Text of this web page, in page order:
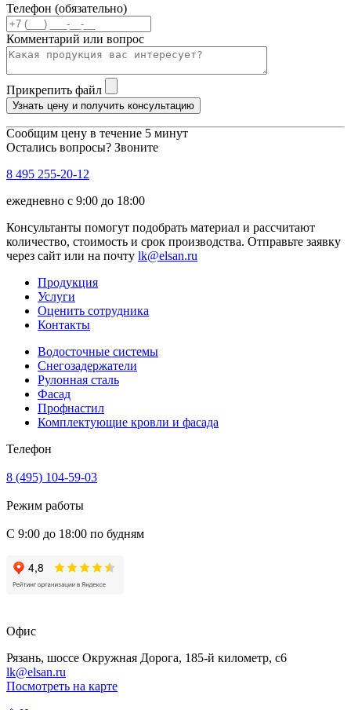
Телефон (обязательно)
Комментарий или вопрос
Прикрепить файл
Узнать цену и получить консультацию
Сообщим цену в течение 5 минут
Остались вопросы? Звоните
8 495 255-20-12
ежедневно с 9:00 до 18:00
Консультанты помогут подобрать материал и рассчитают
количество, стоимость и срок производства. Отправьте заявку
через сайт или на почту lk@elsan.ru
Продукция
Услуги
Оценить сотрудника
Контакты
Водосточные системы
Снегозадержатели
Рулонная сталь
Фасад
Профнастил
Комплектующие кровли и фасада
Телефон
8 (495) 104-59-03
Режим работы
С 9:00 до 18:00 по будням
Офис
Рязань, шоссе Окружная Дорога, 185-й километр, с6
lk@elsan.ru
Посмотреть на карте